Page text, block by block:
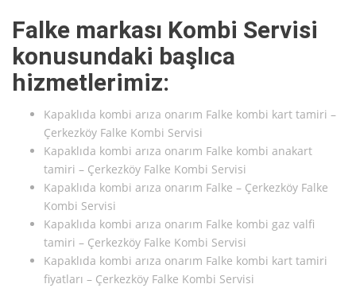
Falke markası Kombi Servisi
konusundaki başlıca
hizmetlerimiz:
Kapaklıda kombi arıza onarım Falke kombi kart tamiri –
Çerkezköy Falke Kombi Servisi
Kapaklıda kombi arıza onarım Falke kombi anakart
tamiri – Çerkezköy Falke Kombi Servisi
Kapaklıda kombi arıza onarım Falke – Çerkezköy Falke
Kombi Servisi
Kapaklıda kombi arıza onarım Falke kombi gaz valfi
tamiri – Çerkezköy Falke Kombi Servisi
Kapaklıda kombi arıza onarım Falke kombi kart tamiri
fiyatları – Çerkezköy Falke Kombi Servisi